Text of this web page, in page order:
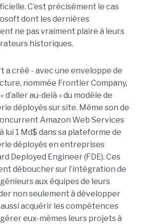
C’est précisément le cas
dont les dernières
ne pas vraiment plaire à leurs
historiques.
a créé - avec une enveloppe de
nommée Frontier Company,
d’aller au-delà » du modèle de
déployés sur site. Même son de
Amazon Web Services
lui 1 Md$ dans sa plateforme de
déployés en entreprises
Deployed Engineer (FDE). Ces
déboucher sur l’intégration de
aux équipes de leurs
non seulement à développer
acquérir les compétences
eux-mêmes leurs projets à